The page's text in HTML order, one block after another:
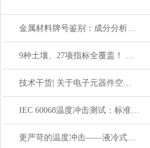
金属材料牌号鉴别：成分分析一眼看穿真伪
9种土壤、27项指标全覆盖！ 农用地土壤有效态成分分析参比物
技术干货| 关于电子元器件空间辐射单粒子效应的考核
IEC 60068温度冲击测试：标准解读与应用实践
更严苛的温度冲击——液冷式温度冲击